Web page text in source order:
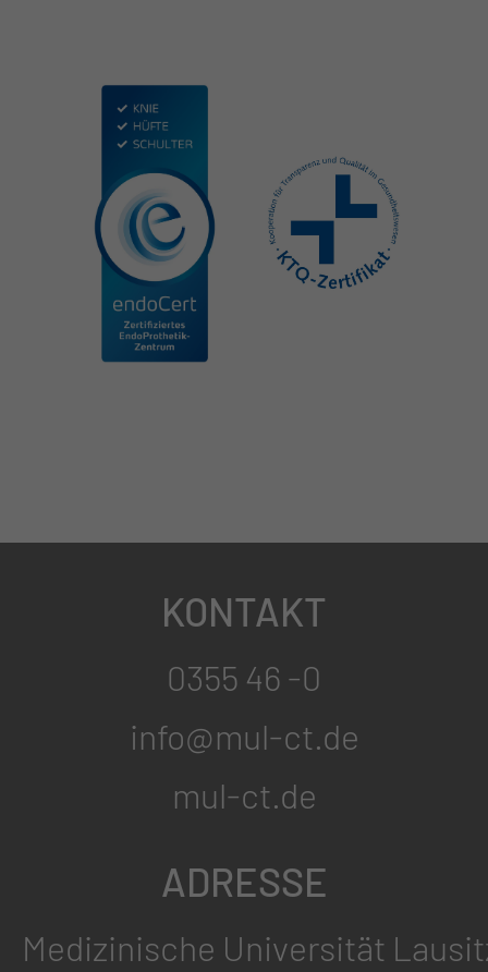
KONTAKT
0355 46 -0
info@mul-ct.de
mul-ct.de
ADRESSE
Medizinische Universität